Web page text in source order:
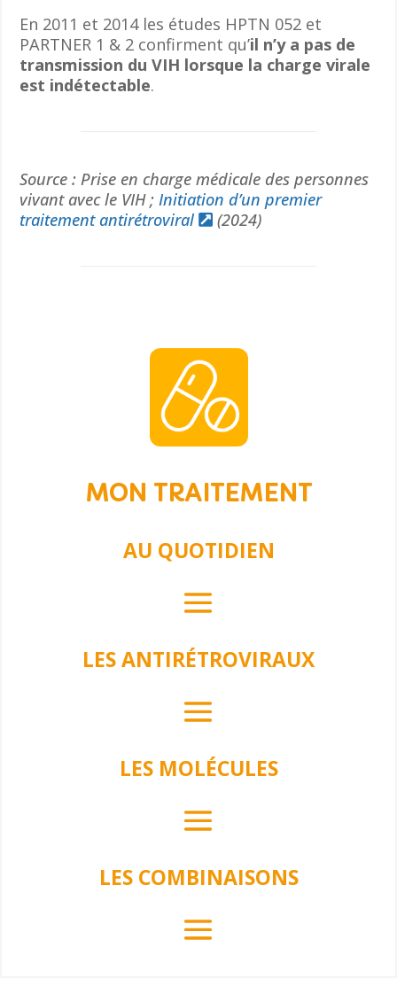
MON TRAITEMENT
AU QUOTIDIEN
LES ANTIRÉTROVIRAUX
LES MOLÉCULES
LES COMBINAISONS
En 2011 et 2014 les études HPTN 052 et
PARTNER 1 & 2 confirment qu’il n’y a pas de
transmission du VIH lorsque la charge virale
est indétectable.
Source : Prise en charge médicale des personnes
vivant avec le VIH ; Initiation d’un premier
traitement antirétroviral
(2024)